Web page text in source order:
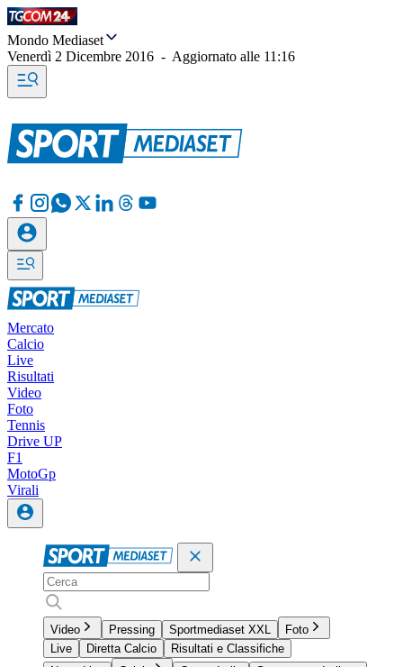
Mondo Mediaset
Venerdì 2 Dicembre 2016 - Aggiornato alle 11:16
Mercato
Calcio
Live
Risultati
Video
Foto
Tennis
Drive UP
F1
MotoGp
Virali
Video Pressing Sportmediaset XXL
Foto
Live
Diretta Calcio
Risultati e Classifiche